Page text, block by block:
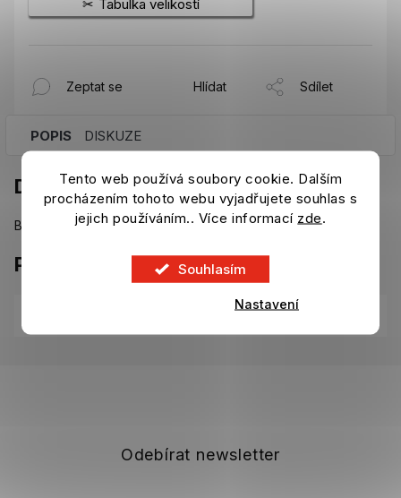
Tento web používá soubory cookie. Dalším
procházením tohoto webu vyjadřujete souhlas s
jejich používáním.. Více informací zde.
Souhlasím
Nastavení
Tabulka velikostí
Zeptat se Hlídat Sdílet
POPIS DISKUZE
Detailní popis produktu
Bude doplněno
Parametry
Bundy Arsenal FC
Odebírat newsletter